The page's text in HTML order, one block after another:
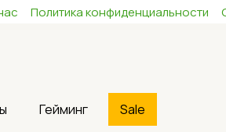
Политика конфиденциальности
Гейминг Sale